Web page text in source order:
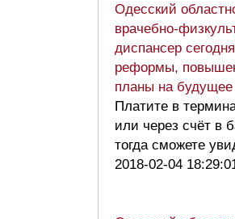
Одесский
врачебно-
диспансер
реформы,
планы на будущее
Платите в
или через счёт в
тогда сможете
2018-02-04